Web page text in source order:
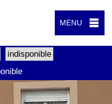
MENU
indisponible